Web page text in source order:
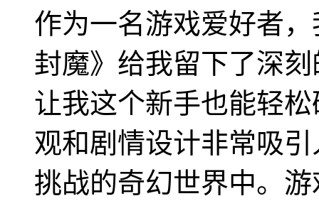
作为一名游戏爱好者
封魔》给我留下了深
让我这个新手也能轻
观和剧情设计非常吸
挑战的奇幻世界中。